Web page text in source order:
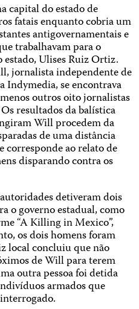
capital do estado de
fatais enquanto cobria um
antigovernamentais e
trabalhavam para o
Ulises Ruiz Ortiz.
jornalista independente de
Indymedia, se encontrava
outros oito jornalistas
resultados da balística
Will procedem da
de uma distância
ao relato de
disparando contra os
detiveram dois
o governo estadual, como
“A Killing in Mexico”,
os dois homens foram
local concluiu que não
de Will para terem
outra pessoa foi detida
armados que